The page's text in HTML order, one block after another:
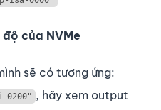
của NVMe
sẽ có tương ứng:
0200" , hãy xem output